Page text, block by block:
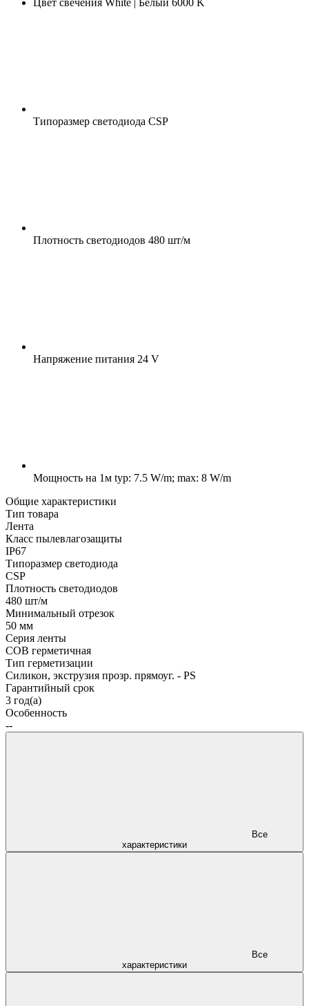
Типоразмер светодиода CSP
Плотность светодиодов 480 шт/м
Напряжение питания 24 V
Мощность на 1м typ: 7.5 W/m; max: 8 W/m
Общие характеристики
Тип товара
Лента
Класс пылевлагозащиты
IP67
Типоразмер светодиода
CSP
Плотность светодиодов
480 шт/м
Минимальный отрезок
50 мм
Серия ленты
COB герметичная
Тип герметизации
Силикон, экструзия прозр. прямоуг. - PS
Гарантийный срок
3 год(а)
Особенность
--
характеристики
характеристики